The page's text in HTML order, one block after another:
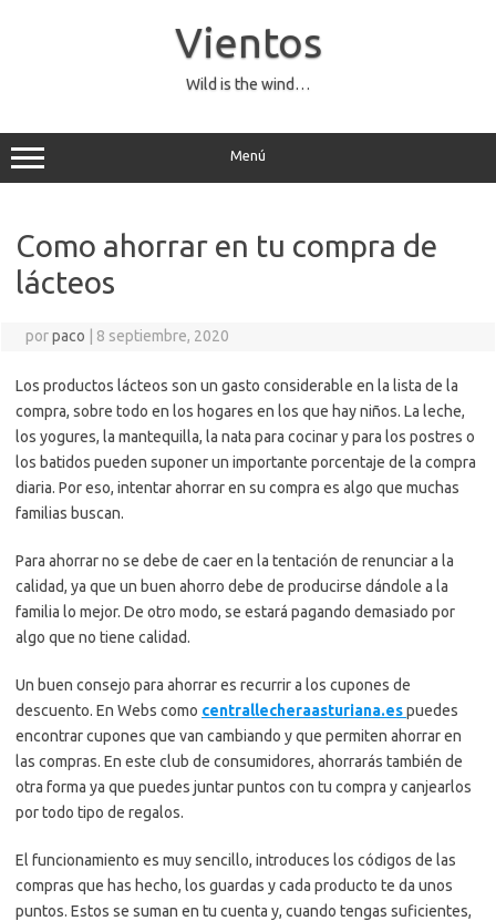
Vientos
Wild is the wind…
Menú
Como ahorrar en tu compra de
lácteos
porpaco 8 septiembre, 2020
Los productos lácteos son un gasto considerable en la lista de la
compra, sobre todo en los hogares en los que hay niños. La leche,
los yogures, la mantequilla, la nata para cocinar y para los postres o
los batidos pueden suponer un importante porcentaje de la compra
diaria. Por eso, intentar ahorrar en su compra es algo que muchas
familias buscan.
Para ahorrar no se debe de caer en la tentación de renunciar a la
calidad, ya que un buen ahorro debe de producirse dándole a la
familia lo mejor. De otro modo, se estará pagando demasiado por
algo que no tiene calidad.
Un buen consejo para ahorrar es recurrir a los cupones de
descuento. En Webs como centrallecheraasturiana.espuedes
encontrar cupones que van cambiando y que permiten ahorrar en
las compras. En este club de consumidores, ahorrarás también de
otra forma ya que puedes juntar puntos con tu compra y canjearlos
por todo tipo de regalos.
El funcionamiento es muy sencillo, introduces los códigos de las
compras que has hecho, los guardas y cada producto te da unos
puntos. Estos se suman en tu cuenta y, cuando tengas suficientes,